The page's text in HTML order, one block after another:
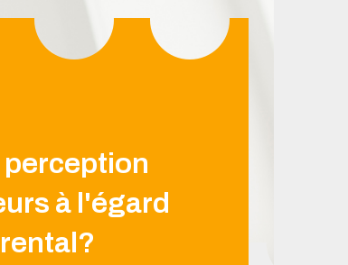
perception
à l'égard